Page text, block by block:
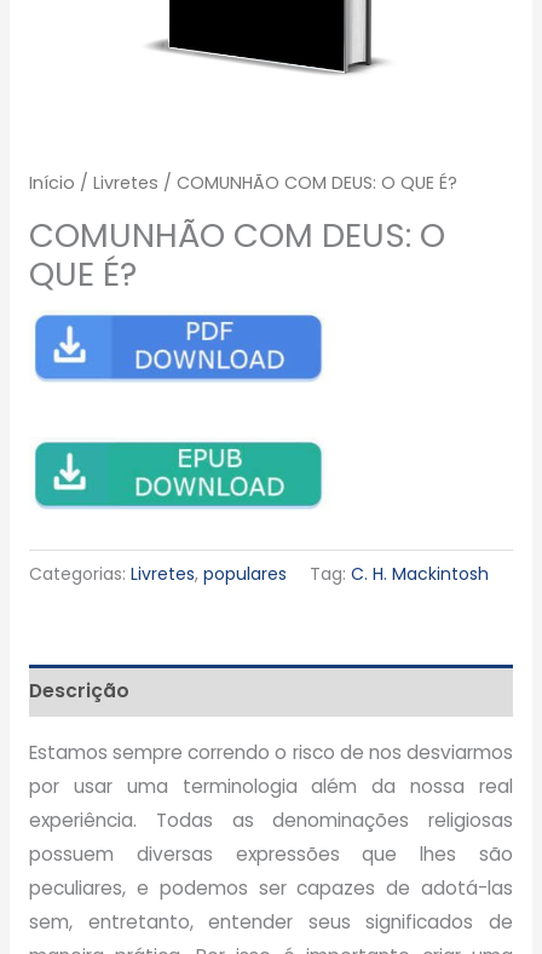
Início / Livretes / COMUNHÃO COM DEUS: O QUE É?
COMUNHÃO COM DEUS: O
QUE É?
Categorias: Livretes, populares Tag: C. H. Mackintosh
Descrição
Estamos sempre correndo o risco de nos desviarmos
por usar uma terminologia além da nossa real
experiência. Todas as denominações religiosas
possuem diversas expressões que lhes são
peculiares, e podemos ser capazes de adotá-las
sem, entretanto, entender seus significados de